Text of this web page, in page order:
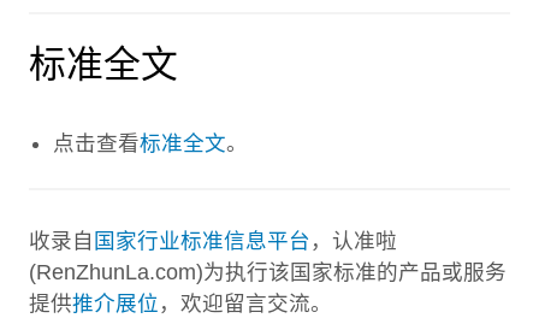
标准全文
点击查看标准全文。
收录自 国家行业标准信息平台 ，认准啦
(RenZhunLa.com)为执行该国家标准的产品或服务
提供推介展位 ，欢迎留言交流。